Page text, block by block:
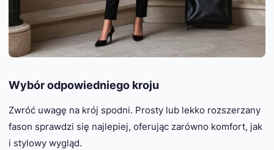
Wybór odpowiedniego kroju
Zwróć uwagę na krój spodni. Prosty lub lekko rozszerzany
fason sprawdzi się najlepiej, oferując zarówno komfort, jak
i stylowy wygląd.